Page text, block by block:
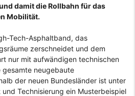
damit die Rollbahn für das
Mobilität.
Tech-Asphaltband, das
zerschneidet und dem
nur mit aufwändigen technischen
gesamte neugebaute
der neuen Bundesländer ist unter
Technisierung ein Musterbeispiel